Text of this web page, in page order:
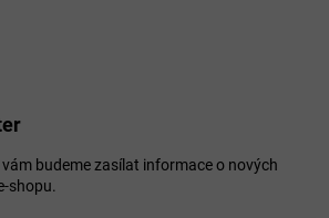
budeme zasílat informace o nových
shopu.